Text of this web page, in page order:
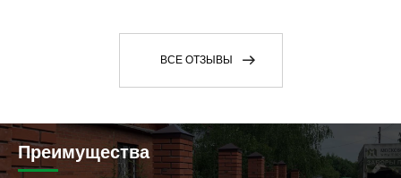
ВСЕ ОТЗЫВЫ
Преимущества